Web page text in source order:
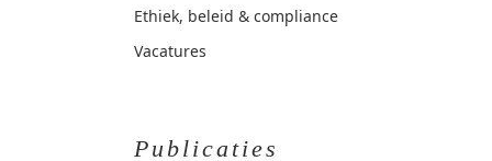
Ethiek, beleid & compliance
Vacatures
Publicaties